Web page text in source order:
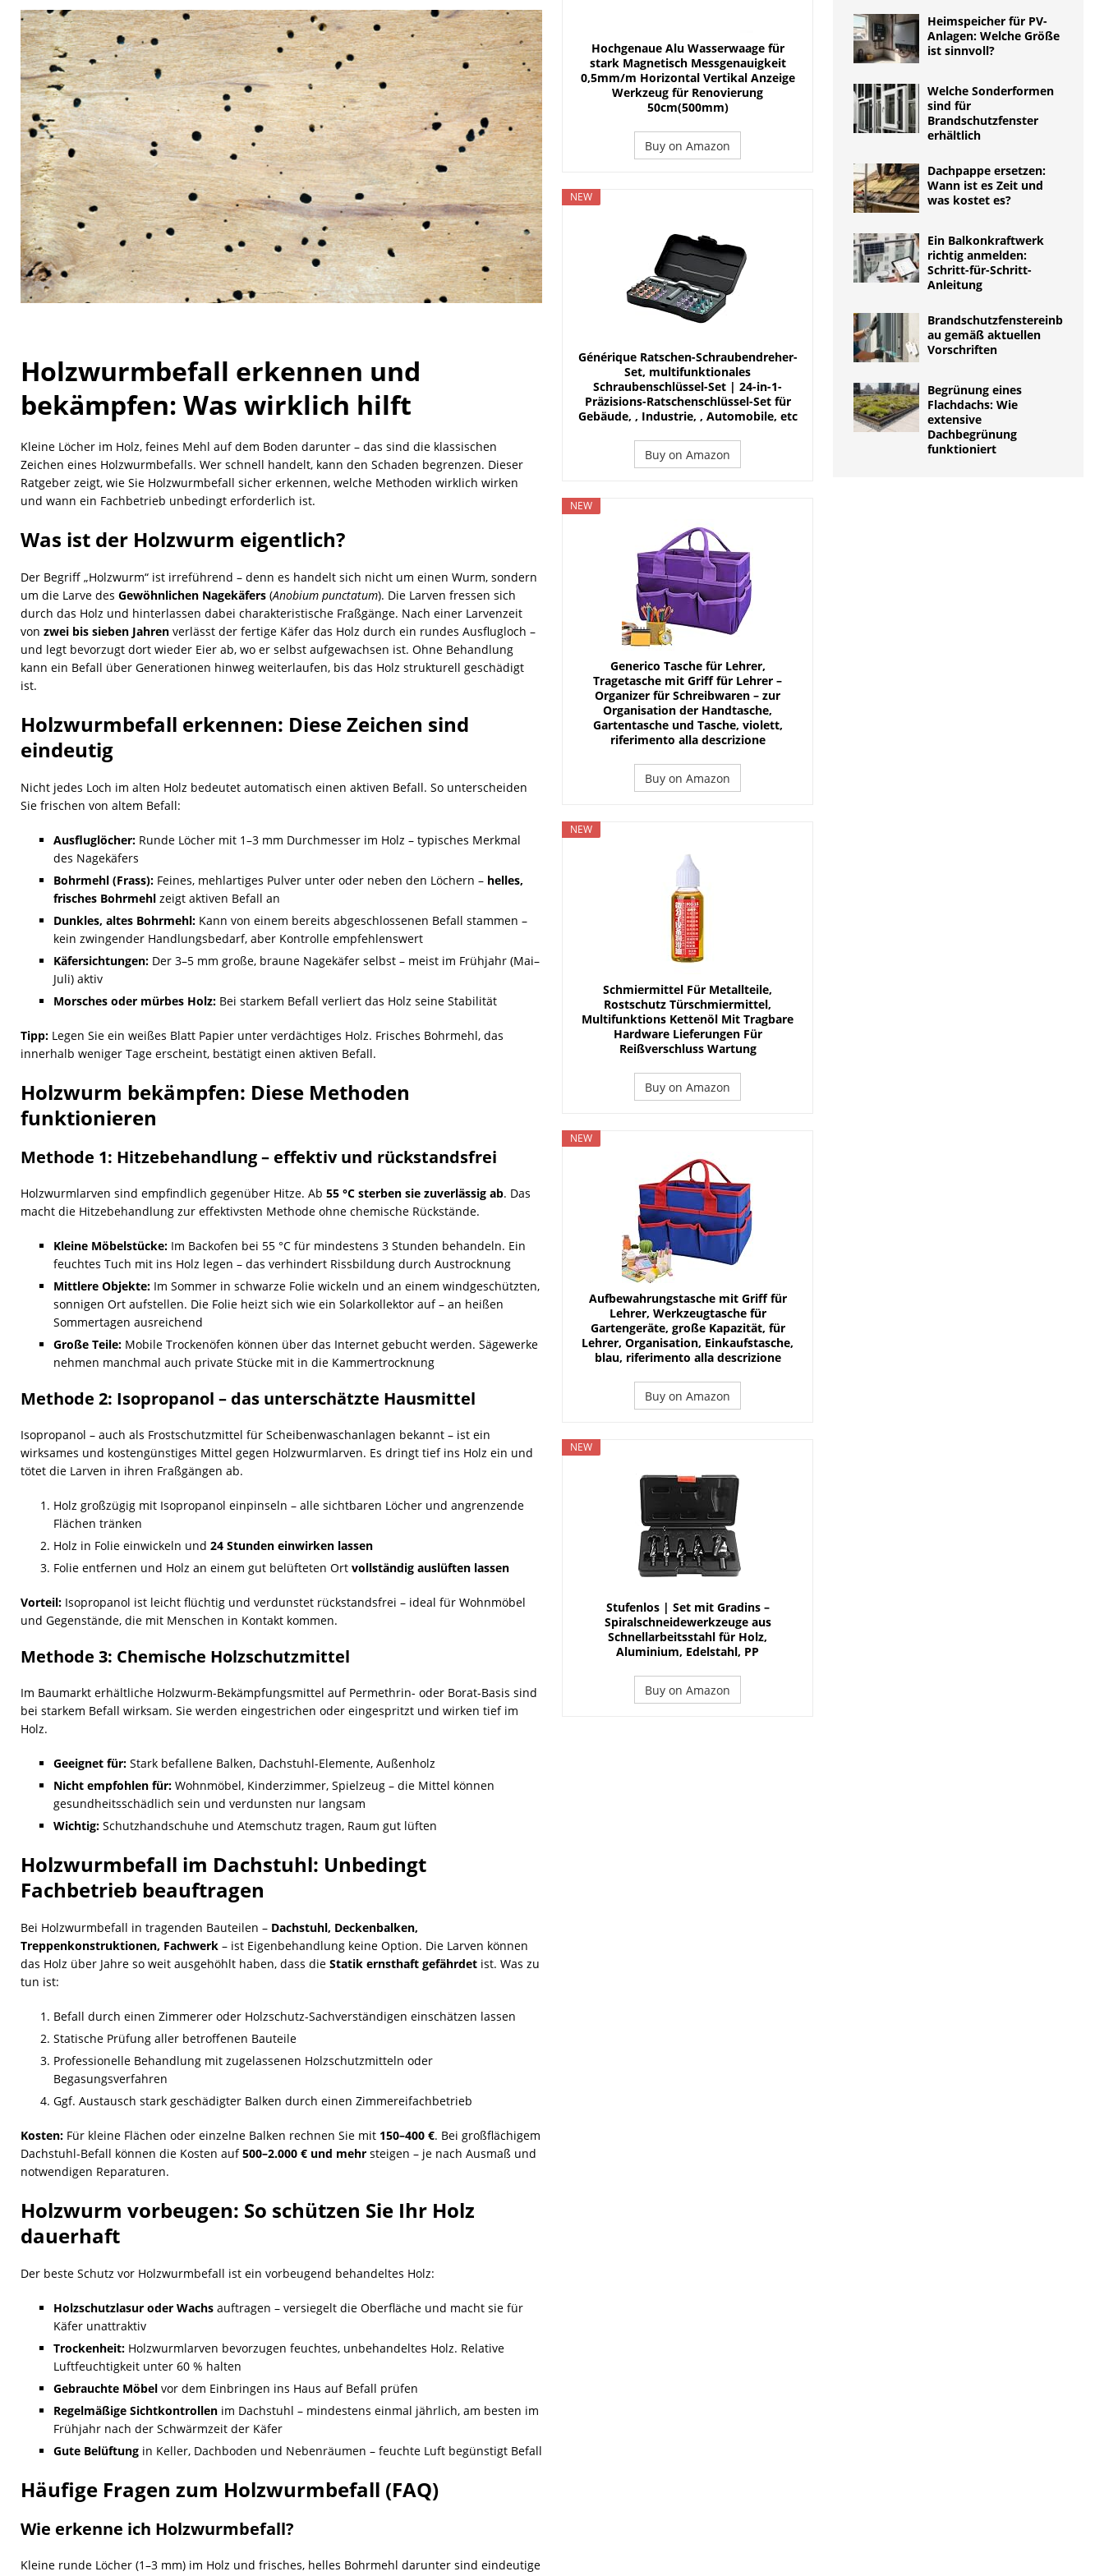
[ 17. Juli 2026 ]
Dachfenster einbauen lassen: Kosten, Planung und Handwerkersuche
DACH
[ 7. August 2026 ] Lichtkuppel vs. Dachfenster: Welches ist für welches Dach geeignet? DACH
Holzwurmbefall erkennen und
bekämpfen: Was wirklich hilft
Kleine Löcher im Holz, feines Mehl auf dem Boden darunter – das sind die klassischen
Zeichen eines Holzwurmbefalls. Wer schnell handelt, kann den Schaden begrenzen. Dieser
Ratgeber zeigt, wie Sie Holzwurmbefall sicher erkennen, welche Methoden wirklich wirken
und wann ein Fachbetrieb unbedingt erforderlich ist.
Was ist der Holzwurm eigentlich?
Der Begriff „Holzwurm“ ist irreführend – denn es handelt sich nicht um einen Wurm, sondern
um die Larve des Gewöhnlichen Nagekäfers (Anobium punctatum). Die Larven fressen sich
durch das Holz und hinterlassen dabei charakteristische Fraßgänge. Nach einer Larvenzeit
von zwei bis sieben Jahren verlässt der fertige Käfer das Holz durch ein rundes Ausflugloch –
und legt bevorzugt dort wieder Eier ab, wo er selbst aufgewachsen ist. Ohne Behandlung
kann ein Befall über Generationen hinweg weiterlaufen, bis das Holz strukturell geschädigt
ist.
Holzwurmbefall erkennen: Diese Zeichen sind
eindeutig
Nicht jedes Loch im alten Holz bedeutet automatisch einen aktiven Befall. So unterscheiden
Sie frischen von altem Befall:
Ausfluglöcher: Runde Löcher mit 1–3 mm Durchmesser im Holz – typisches Merkmal
des Nagekäfers
Bohrmehl (Frass): Feines, mehlartiges Pulver unter oder neben den Löchern – helles,
frisches Bohrmehl zeigt aktiven Befall an
Dunkles, altes Bohrmehl: Kann von einem bereits abgeschlossenen Befall stammen –
kein zwingender Handlungsbedarf, aber Kontrolle empfehlenswert
Käfersichtungen: Der 3–5 mm große, braune Nagekäfer selbst – meist im Frühjahr (Mai–
Juli) aktiv
Morsches oder mürbes Holz: Bei starkem Befall verliert das Holz seine Stabilität
Tipp: Legen Sie ein weißes Blatt Papier unter verdächtiges Holz. Frisches Bohrmehl, das
innerhalb weniger Tage erscheint, bestätigt einen aktiven Befall.
Holzwurm bekämpfen: Diese Methoden
funktionieren
Methode 1: Hitzebehandlung – effektiv und rückstandsfrei
Holzwurmlarven sind empfindlich gegenüber Hitze. Ab 55 °C sterben sie zuverlässig ab. Das
macht die Hitzebehandlung zur effektivsten Methode ohne chemische Rückstände.
Kleine Möbelstücke: Im Backofen bei 55 °C für mindestens 3 Stunden behandeln. Ein
feuchtes Tuch mit ins Holz legen – das verhindert Rissbildung durch Austrocknung
Mittlere Objekte: Im Sommer in schwarze Folie wickeln und an einem windgeschützten,
sonnigen Ort aufstellen. Die Folie heizt sich wie ein Solarkollektor auf – an heißen
Sommertagen ausreichend
Große Teile: Mobile Trockenöfen können über das Internet gebucht werden. Sägewerke
nehmen manchmal auch private Stücke mit in die Kammertrocknung
Methode 2: Isopropanol – das unterschätzte Hausmittel
Isopropanol – auch als Frostschutzmittel für Scheibenwaschanlagen bekannt – ist ein
wirksames und kostengünstiges Mittel gegen Holzwurmlarven. Es dringt tief ins Holz ein und
tötet die Larven in ihren Fraßgängen ab.
Holz großzügig mit Isopropanol einpinseln – alle sichtbaren Löcher und angrenzende
Flächen tränken
Holz in Folie einwickeln und 24 Stunden einwirken lassen
Folie entfernen und Holz an einem gut belüfteten Ort vollständig auslüften lassen
Vorteil: Isopropanol ist leicht flüchtig und verdunstet rückstandsfrei – ideal für Wohnmöbel
und Gegenstände, die mit Menschen in Kontakt kommen.
Methode 3: Chemische Holzschutzmittel
Im Baumarkt erhältliche Holzwurm-Bekämpfungsmittel auf Permethrin- oder Borat-Basis sind
bei starkem Befall wirksam. Sie werden eingestrichen oder eingespritzt und wirken tief im
Holz.
Geeignet für: Stark befallene Balken, Dachstuhl-Elemente, Außenholz
Nicht empfohlen für: Wohnmöbel, Kinderzimmer, Spielzeug – die Mittel können
gesundheitsschädlich sein und verdunsten nur langsam
Wichtig: Schutzhandschuhe und Atemschutz tragen, Raum gut lüften
Holzwurmbefall im Dachstuhl: Unbedingt
Fachbetrieb beauftragen
Bei Holzwurmbefall in tragenden Bauteilen – Dachstuhl, Deckenbalken,
Treppenkonstruktionen, Fachwerk – ist Eigenbehandlung keine Option. Die Larven können
das Holz über Jahre so weit ausgehöhlt haben, dass die Statik ernsthaft gefährdet ist. Was zu
tun ist:
Befall durch einen Zimmerer oder Holzschutz-Sachverständigen einschätzen lassen
Statische Prüfung aller betroffenen Bauteile
Professionelle Behandlung mit zugelassenen Holzschutzmitteln oder
Begasungsverfahren
Ggf. Austausch stark geschädigter Balken durch einen Zimmereifachbetrieb
Kosten: Für kleine Flächen oder einzelne Balken rechnen Sie mit 150–400 €. Bei großflächigem
Dachstuhl-Befall können die Kosten auf500–2.000 € und mehr steigen – je nach Ausmaß und
notwendigen Reparaturen.
Holzwurm vorbeugen: So schützen Sie Ihr Holz
dauerhaft
Der beste Schutz vor Holzwurmbefall ist ein vorbeugend behandeltes Holz:
Holzschutzlasur oder Wachs auftragen – versiegelt die Oberfläche und macht sie für
Käfer unattraktiv
Trockenheit: Holzwurmlarven bevorzugen feuchtes, unbehandeltes Holz. Relative
Luftfeuchtigkeit unter 60 % halten
Gebrauchte Möbel vor dem Einbringen ins Haus auf Befall prüfen
Regelmäßige Sichtkontrollen im Dachstuhl – mindestens einmal jährlich, am besten im
Frühjahr nach der Schwärmzeit der Käfer
Gute Belüftung in Keller, Dachboden und Nebenräumen – feuchte Luft begünstigt Befall
Häufige Fragen zum Holzwurmbefall (FAQ)
Wie erkenne ich Holzwurmbefall?
Kleine runde Löcher (1–3 mm) im Holz und frisches, helles Bohrmehl darunter sind eindeutige
Hochgenaue Alu Wasserwaage für
stark Magnetisch Messgenauigkeit
0,5mm/m Horizontal Vertikal Anzeige
Werkzeug für Renovierung
50cm(500mm)
Buy on Amazon
NEW
Générique Ratschen-Schraubendreher-
Set, multifunktionales
Schraubenschlüssel-Set | 24-in-1-
Präzisions-Ratschenschlüssel-Set für
Gebäude, , Industrie, , Automobile, etc
Buy on Amazon
NEW
Generico Tasche für Lehrer,
Tragetasche mit Griff für Lehrer –
Organizer für Schreibwaren – zur
Organisation der Handtasche,
Gartentasche und Tasche, violett,
riferimento alla descrizione
Buy on Amazon
NEW
Schmiermittel Für Metallteile,
Rostschutz Türschmiermittel,
Multifunktions Kettenöl Mit Tragbare
Hardware Lieferungen Für
Reißverschluss Wartung
Buy on Amazon
NEW
Aufbewahrungstasche mit Griff für
Lehrer, Werkzeugtasche für
Gartengeräte, große Kapazität, für
Lehrer, Organisation, Einkaufstasche,
blau, riferimento alla descrizione
Buy on Amazon
NEW
Stufenlos | Set mit Gradins –
Spiralschneidewerkzeuge aus
Schnellarbeitsstahl für Holz,
Aluminium, Edelstahl, PP
Buy on Amazon
Heimspeicher für PV-
Anlagen: Welche Größe
ist sinnvoll?
Welche Sonderformen
sind für
Brandschutzfenster
erhältlich
Dachpappe ersetzen:
Wann ist es Zeit und
was kostet es?
Ein Balkonkraftwerk
richtig anmelden:
Schritt-für-Schritt-
Anleitung
Brandschutzfenstereinb
au gemäß aktuellen
Vorschriften
Begrünung eines
Flachdachs: Wie
extensive
Dachbegrünung
funktioniert